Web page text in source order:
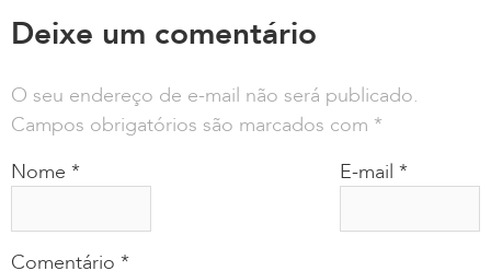
Deixe um comentário
O seu endereço de e-mail não será publicado.
Campos obrigatórios são marcados com *
Comentário *
Nome * E-mail *